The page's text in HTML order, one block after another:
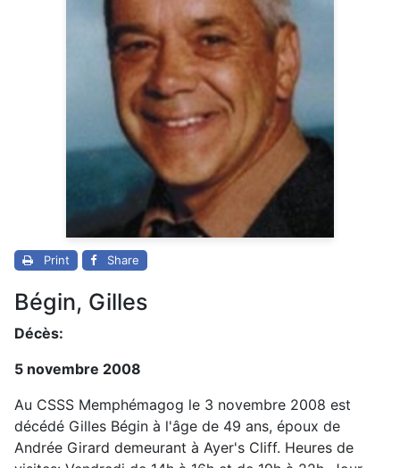
Print Share
Bégin, Gilles
Décès:
5 novembre 2008
Au CSSS Memphémagog le 3 novembre 2008 est
décédé Gilles Bégin à l'âge de 49 ans, époux de
Andrée Girard demeurant à Ayer's Cliff. Heures de